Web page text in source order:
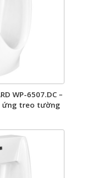
WP-6507.DC –
ứng treo tường